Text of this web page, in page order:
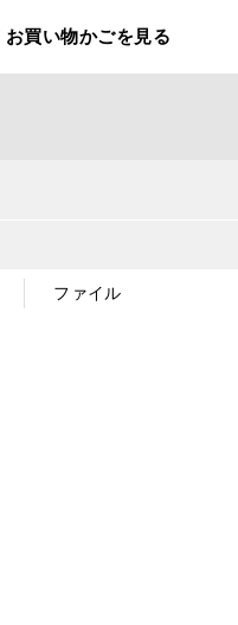
お買い物かごを見る
ファイル